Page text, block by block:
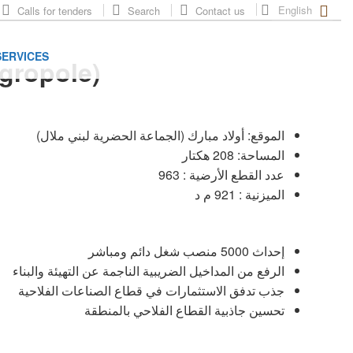
Calls for tenders Search Contact us English
الموقع: أولاد مبارك (الجماعة الحضرية لبني ملال)
المساحة: 208 هكتار
عدد القطع الأرضية : 963
الميزنية : 921 م د
إحداث 5000 منصب شغل دائم ومباشر
الرفع من المداخيل الضريبية الناجمة عن التهيئة والبناء
جذب تدفق الاستثمارات في قطاع الصناعات الفلاحية
تحسين جاذبية القطاع الفلاحي بالمنطقة ​